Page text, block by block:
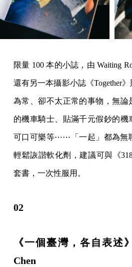
限量 100 本的小誌，由 Waiting
還有另一本攝影小誌《Together
為常、卻不太正常的事物，無論
的機車騎士、貼滿千元假鈔的機
可口可樂等⋯⋯「一起」都為無
輕鬆詼諧軟化劑，建議可與《
套書，一次性服用。
02
《一個臺灣，各自表述
Chen